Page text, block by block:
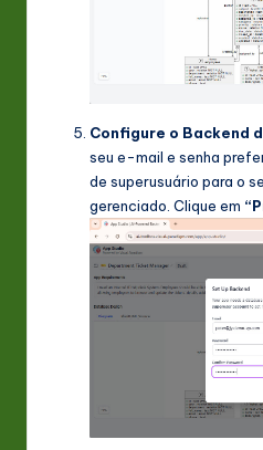
Configure o Backend
seu e-mail e senha
de superusuário para o
gerenciado. Clique em